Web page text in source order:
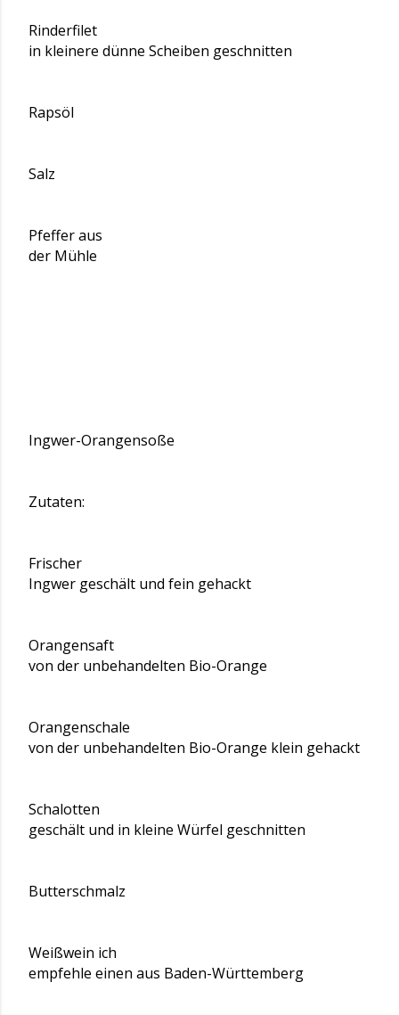
Rinderfilet
in kleinere dünne Scheiben geschnitten
Rapsöl
Salz
Pfeffer aus
der Mühle
Ingwer-Orangensoße
Zutaten:
Frischer
Ingwer geschält und fein gehackt
Orangensaft
von der unbehandelten Bio-Orange
Orangenschale
von der unbehandelten Bio-Orange klein gehackt
Schalotten
geschält und in kleine Würfel geschnitten
Butterschmalz
Weißwein ich
empfehle einen aus Baden-Württemberg